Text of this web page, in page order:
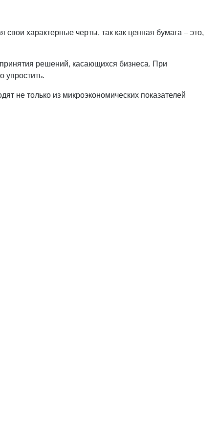
характерные черты, так как ценная бумага – это,
решений, касающихся бизнеса. При
упростить.
не только из микроэкономических показателей